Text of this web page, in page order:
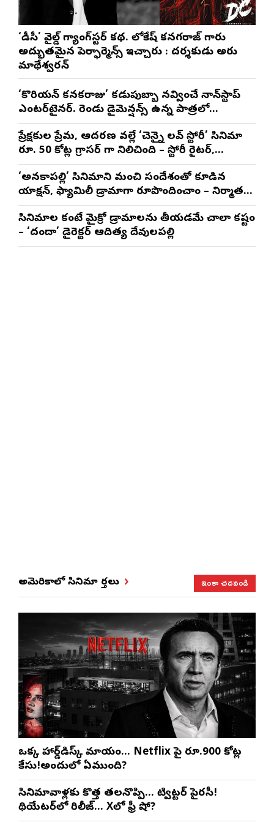
‘డీసీ’ వైల్డ్ గ్యాంగ్‌స్టర్ కథ. లోకేష్ కనగరాజ్ గారు
అద్భుతమైన పెర్ఫార్మెన్స్ ఇచ్చారు : దర్శకుడు అరుణ్
మాథేశ్వరన్
‘కొరియన్ కనకరాజు’ కడుపుబ్బా నవ్వించే నాన్‌స్టాప్
ఎంటర్‌టైనర్. రెండు డైమెన్షన్స్ ఉన్న పాత్రలో
నటించడం చాలా సంతృప్తినిచ్చింది : వరుణ్ తేజ్
ప్రేక్షకుల ప్రేమ, ఆదరణ వల్లే ‘చెన్నై లవ్ స్టోరీ’ సినిమా
రూ. 50 కోట్ల గ్రాసర్ గా నిలిచింది – స్టోరీ రైటర్,
ప్రొడ్యూసర్ సాయి రాజేష్
‘అనకాపల్లి’ సినిమాని మంచి సందేశంతో కూడిన
యాక్షన్, ఫ్యామిలీ డ్రామాగా రూపొందించాం – నిర్మాతలు
త్రినాథరావు నక్కిన, కాండ్రేగుల నాయుడు
సినిమాల కంటే మైక్రో డ్రామాలను తీయడమే చాలా కష్టం
– ‘దందా’ డైరెక్ట‌ర్ ఆదిత్య దేవులపల్లి
అమెరికాలో సినిమా వార్తలు ఇంకా చదవండి
ఒక్క హార్డ్‌డిస్క్ మాయం… Netflix పై రూ.900 కోట్ల
కేసు!అందులో ఏముంది?
సినిమావాళ్లకు కొత్త తలనొప్పి… ట్విట్టర్ పైరసీ!
థియేటర్‌లో రిలీజ్… Xలో ఫ్రీ షో?